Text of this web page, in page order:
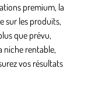
premium, la
sur les produits,
que prévu,
niche rentable,
vos résultats